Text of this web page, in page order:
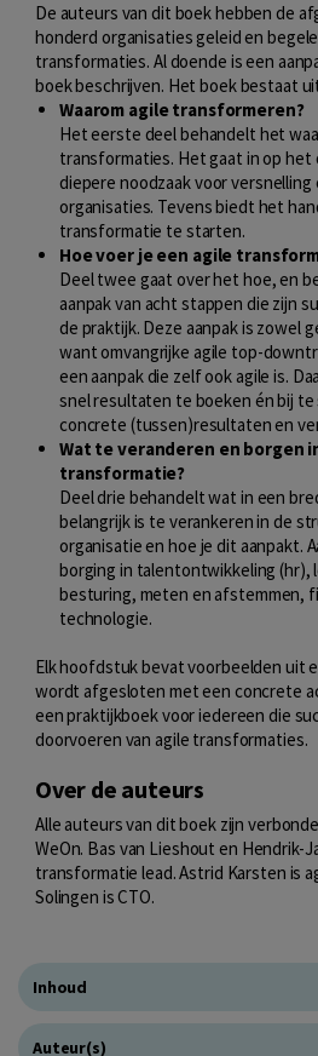
De auteurs van dit boek hebben de
honderd organisaties geleid en
transformaties. Al doende is een
boek beschrijven. Het boek bestaat
Waarom agile transformeren?
Het eerste deel behandelt het
transformaties. Het gaat in op
diepere noodzaak voor versnelling
organisaties. Tevens biedt het
transformatie te starten.
Hoe voer je een agile
Deel twee gaat over het hoe, en
aanpak van acht stappen die zijn
de praktijk. Deze aanpak is zowel
want omvangrijke agile top-
een aanpak die zelf ook agile is.
snel resultaten te boeken én bij te
concrete (tussen)resultaten en
Wat te veranderen en borgen
transformatie?
Deel drie behandelt wat in een
belangrijk is te verankeren in de
organisatie en hoe je dit aanpakt.
borging in talentontwikkeling (hr),
besturing, meten en afstemmen,
technologie.
Elk hoofdstuk bevat voorbeelden uit
wordt afgesloten met een concrete
een praktijkboek voor iedereen die
doorvoeren van agile transformaties.
Over de auteurs
Alle auteurs van dit boek zijn
WeOn. Bas van Lieshout en Hendrik-
transformatie lead. Astrid Karsten is
Solingen is CTO.
Inhoud
Auteur(s)